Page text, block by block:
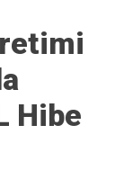
Hibe